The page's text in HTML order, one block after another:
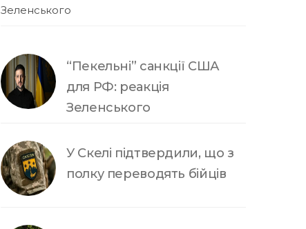
Зеленського
“Пекельні” санкції США
для РФ: реакція
Зеленського
У Скелі підтвердили, що з
полку переводять бійців